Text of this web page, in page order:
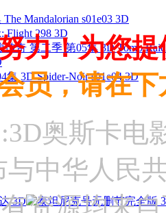
Mandalorian s01e03 3D
Flight 298 3D
奇 第二季 第05集 3D Tomb
3D Spider-Noir s01e04 3D
力！为您
员，请在
奥斯卡电
与中华人民
资源均来